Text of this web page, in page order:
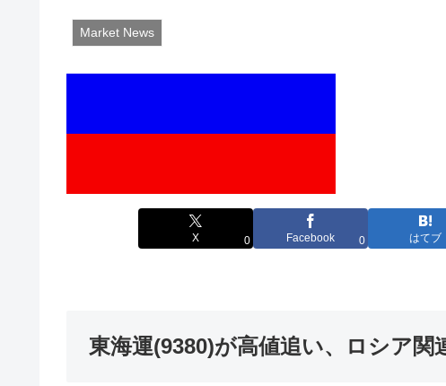
Market News
X 0 Facebook 0 はてブ
東海運(9380)が高値追い、ロシア